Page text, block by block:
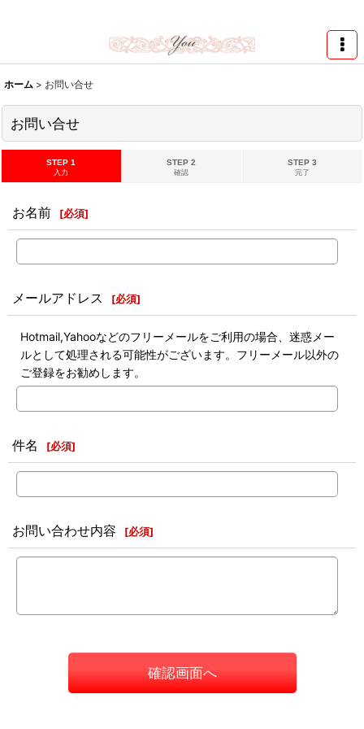
ホーム > お問い合せ
お問い合せ
STEP 1
入力
STEP 2
確認
STEP 3
完了
お名前 [必須]
メールアドレス [必須]
Hotmail,Yahooなどのフリーメールをご利用の場合、迷惑メー
ルとして処理される可能性がございます。フリーメール以外の
ご登録をお勧めします。
件名 [必須]
お問い合わせ内容 [必須]
確認画面へ